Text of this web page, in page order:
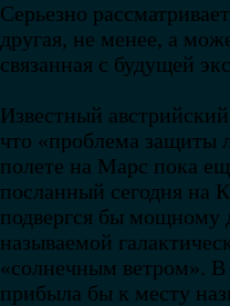
Серьезно
другая, не менее, а
связанная с будущей
Известный
что «проблема защиты
полете на Марс пока
посланный сегодня на
подвергся бы
называемой
«солнечным ветром». В
прибыла бы к месту